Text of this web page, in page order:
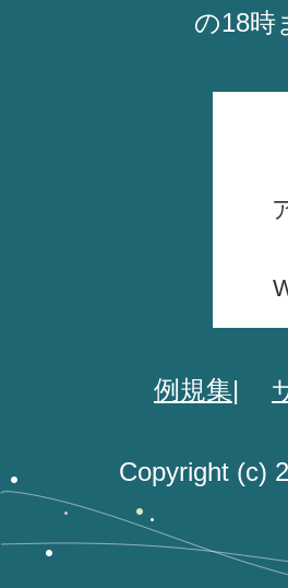
の18時
例規集
Copyright (c)